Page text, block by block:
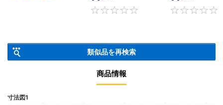
0
類似品を再検索
商品情報
寸法図1